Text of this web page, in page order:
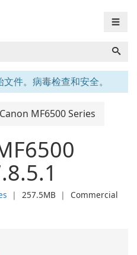
☰
件。病毒检查和安全。
Canon MF6500 Series
❘ 257.5MB ❘ Commercial